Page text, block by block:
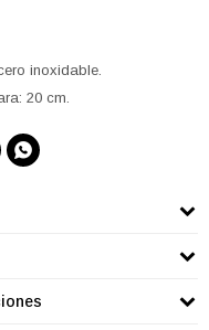
inoxidable.
20 cm.
